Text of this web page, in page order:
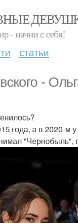
- начни с себя!
статьи
-
года, а в 2020-м